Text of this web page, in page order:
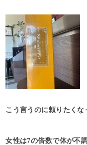
こう言うのに頼りたくな
女性は7の倍数で体が不